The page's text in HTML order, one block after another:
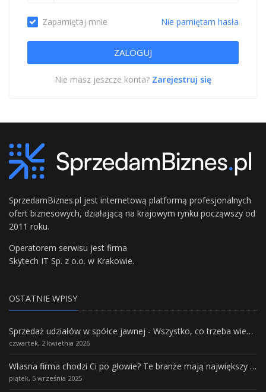
Zapamiętaj mnie Nie pamiętam hasła
Nie masz jeszcze konta? Zarejestruj się
SprzedamBiznes.pl jest internetową platformą profesjonalnych
ofert biznesowych, działającą na krajowym rynku począwszy od
2011 roku.
Operatorem serwisu jest firma
Skytech IT Sp. z o.o. w Krakowie.
OSTATNIE WPISY
Sprzedaż udziałów w spółce jawnej - Wszystko, co trzeba wiedzieć.
czwartek, 2 kwietnia 2026
Własna firma chodzi Ci po głowie? Te branże mają największy potencjał rozwoju
piątek, 5 września 2025